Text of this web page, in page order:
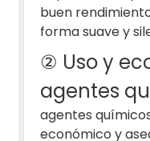
buen
forma suave y
② Uso y
agentes
agentes
económico y